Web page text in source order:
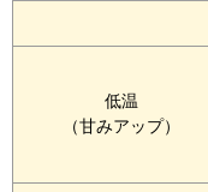
低温
（甘みアップ）